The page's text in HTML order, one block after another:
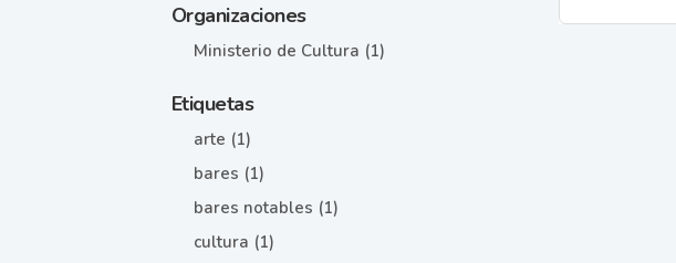
Organizaciones
Ministerio de Cultura (1)
Etiquetas
arte (1)
bares (1)
bares notables (1)
cultura (1)